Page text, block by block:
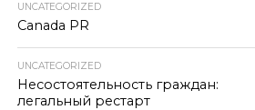
UNCATEGORIZED
Canada PR
UNCATEGORIZED
Несостоятельность граждан:
легальный рестарт